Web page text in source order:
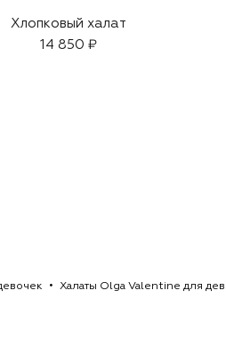
Хлопковый халат
14 850 ₽
Халаты Olga Valentine для